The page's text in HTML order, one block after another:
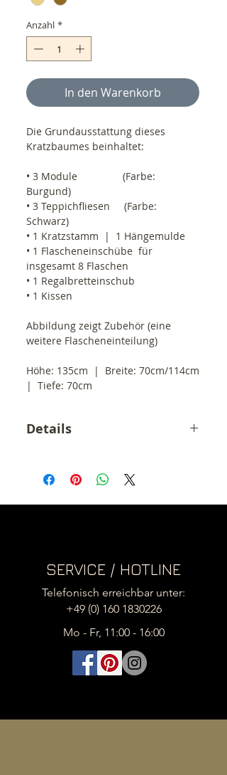
Anzahl *
In den Warenkorb
Die Grundausstattung dieses
Kratzbaumes beinhaltet:
• 3 Module                (Farbe:
Burgund)
• 3 Teppichfliesen     (Farbe:
Schwarz)
• 1 Kratzstamm  |  1 Hängemulde
• 1 Flascheneinschübe  für
insgesamt 8 Flaschen
• 1 Regalbretteinschub
• 1 Kissen
Abbildung zeigt Zubehör (eine
weitere Flascheneinteilung)
Höhe: 135cm  |  Breite: 70cm/114cm
|  Tiefe: 70cm
Details
Endpreis zzgl. Versandkosten (55,-
€). Gemäß § 19 UStG erheben wir
SERVICE / HOTLINE
Telefonisch erreichbar unter:
+49 (0) 160 1830226
Mo - Fr, 11:00 - 16:00